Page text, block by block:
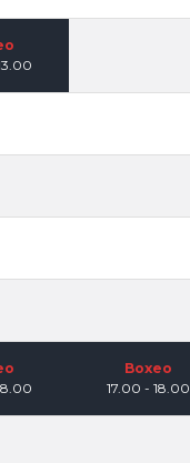
Boxeo
17.00 - 18.00